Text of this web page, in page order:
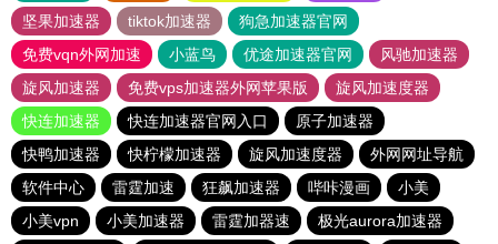
坚果加速器
tiktok加速器
狗急加速器官网
免费vqn外网加速
小蓝鸟 优途加速器官网
风驰加速器
旋风加速器
免费vps加速器外网苹果版
旋风加速度器
快连加速器
快连加速器官网入口
原子加速器
快鸭加速器
快柠檬加速器 旋风加速度器
外网网址导航
软件中心
雷霆加速 狂飙加速器 哔咔漫画
小美
小美vpn
小美加速器 雷霆加器速
极光aurora加速器